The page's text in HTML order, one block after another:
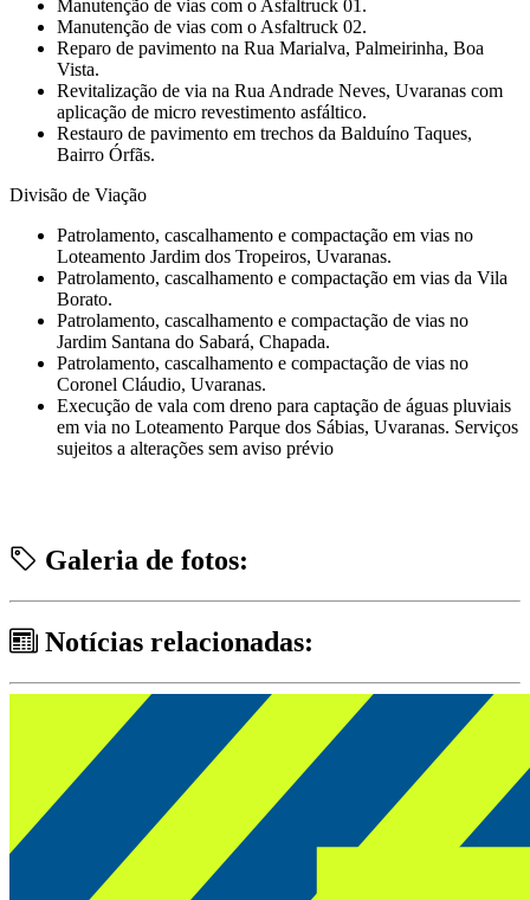
Manutenção de vias com o Asfaltruck 01.
Manutenção de vias com o Asfaltruck 02.
Reparo de pavimento na Rua Marialva, Palmeirinha, Boa
Vista.
Revitalização de via na Rua Andrade Neves, Uvaranas com
aplicação de micro revestimento asfáltico.
Restauro de pavimento em trechos da Balduíno Taques,
Bairro Órfãs.
Divisão de Viação
Patrolamento, cascalhamento e compactação em vias no
Loteamento Jardim dos Tropeiros, Uvaranas.
Patrolamento, cascalhamento e compactação em vias da Vila
Borato.
Patrolamento, cascalhamento e compactação de vias no
Jardim Santana do Sabará, Chapada.
Patrolamento, cascalhamento e compactação de vias no
Coronel Cláudio, Uvaranas.
Execução de vala com dreno para captação de águas pluviais
em via no Loteamento Parque dos Sábias, Uvaranas. Serviços
sujeitos a alterações sem aviso prévio
Galeria de fotos:
Notícias relacionadas: